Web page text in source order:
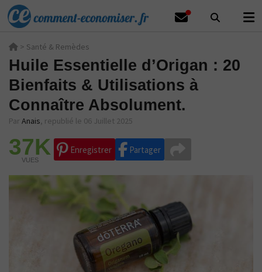
> Santé & Remèdes
Huile Essentielle d’Origan : 20
Bienfaits & Utilisations à
Connaître Absolument.
Par Anais, republié le 06 Juillet 2025
37K
VUES
Enregistrer Partager